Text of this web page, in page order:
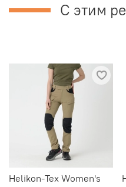
С этим
Helikon-Tex Women's